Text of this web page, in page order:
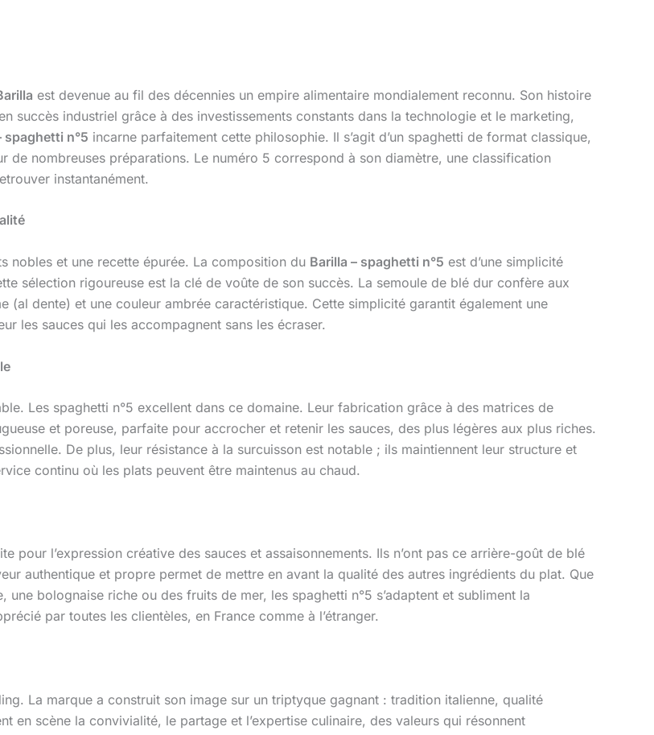
est devenue au fil des décennies un empire alimentaire mondialement reconnu. Son histoire
succès industriel grâce à des investissements constants dans la technologie et le marketing,
spaghetti n°5 incarne parfaitement cette philosophie. Il s’agit d’un spaghetti de format classique,
nombreuses préparations. Le numéro 5 correspond à son diamètre, une classification
instantanément.
nobles et une recette épurée. La composition du Barilla – spaghetti n°5 est d’une simplicité
sélection rigoureuse est la clé de voûte de son succès. La semoule de blé dur confère aux
(al dente) et une couleur ambrée caractéristique. Cette simplicité garantit également une
les sauces qui les accompagnent sans les écraser.
Les spaghetti n°5 excellent dans ce domaine. Leur fabrication grâce à des matrices de
et poreuse, parfaite pour accrocher et retenir les sauces, des plus légères aux plus riches.
De plus, leur résistance à la surcuisson est notable ; ils maintiennent leur structure et
continu où les plats peuvent être maintenus au chaud.
pour l’expression créative des sauces et assaisonnements. Ils n’ont pas ce arrière-goût de blé
authentique et propre permet de mettre en avant la qualité des autres ingrédients du plat. Que
bolognaise riche ou des fruits de mer, les spaghetti n°5 s’adaptent et subliment la
par toutes les clientèles, en France comme à l’étranger.
La marque a construit son image sur un triptyque gagnant : tradition italienne, qualité
en scène la convivialité, le partage et l’expertise culinaire, des valeurs qui résonnent